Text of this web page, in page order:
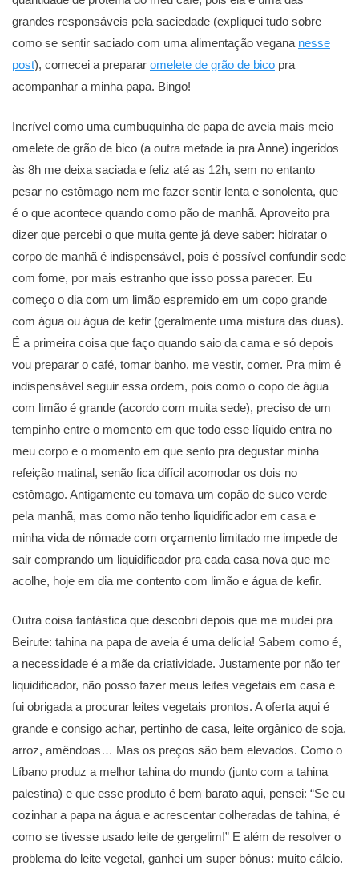
grandes responsáveis pela saciedade (expliquei tudo sobre
como se sentir saciado com uma alimentação vegana nesse
post), comecei a preparar omelete de grão de bico pra
acompanhar a minha papa. Bingo!
Incrível como uma cumbuquinha de papa de aveia mais meio
omelete de grão de bico (a outra metade ia pra Anne) ingeridos
às 8h me deixa saciada e feliz até as 12h, sem no entanto
pesar no estômago nem me fazer sentir lenta e sonolenta, que
é o que acontece quando como pão de manhã. Aproveito pra
dizer que percebi o que muita gente já deve saber: hidratar o
corpo de manhã é indispensável, pois é possível confundir sede
com fome, por mais estranho que isso possa parecer. Eu
começo o dia com um limão espremido em um copo grande
com água ou água de kefir (geralmente uma mistura das duas).
É a primeira coisa que faço quando saio da cama e só depois
vou preparar o café, tomar banho, me vestir, comer. Pra mim é
indispensável seguir essa ordem, pois como o copo de água
com limão é grande (acordo com muita sede), preciso de um
tempinho entre o momento em que todo esse líquido entra no
meu corpo e o momento em que sento pra degustar minha
refeição matinal, senão fica difícil acomodar os dois no
estômago. Antigamente eu tomava um copão de suco verde
pela manhã, mas como não tenho liquidificador em casa e
minha vida de nômade com orçamento limitado me impede de
sair comprando um liquidificador pra cada casa nova que me
acolhe, hoje em dia me contento com limão e água de kefir.
Outra coisa fantástica que descobri depois que me mudei pra
Beirute: tahina na papa de aveia é uma delícia! Sabem como é,
a necessidade é a mãe da criatividade. Justamente por não ter
liquidificador, não posso fazer meus leites vegetais em casa e
fui obrigada a procurar leites vegetais prontos. A oferta aqui é
grande e consigo achar, pertinho de casa, leite orgânico de soja,
arroz, amêndoas… Mas os preços são bem elevados. Como o
Líbano produz a melhor tahina do mundo (junto com a tahina
palestina) e que esse produto é bem barato aqui, pensei: “Se eu
cozinhar a papa na água e acrescentar colheradas de tahina, é
como se tivesse usado leite de gergelim!” E além de resolver o
problema do leite vegetal, ganhei um super bônus: muito cálcio.